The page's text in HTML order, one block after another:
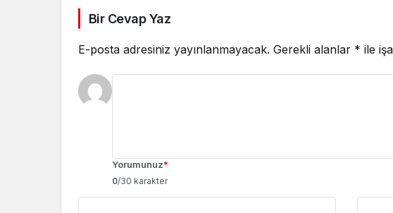
Bir Cevap Yaz
E-posta adresiniz yayınlanmayacak. Gerekli alanlar * ile
Yorumunuz*
0/30 karakter